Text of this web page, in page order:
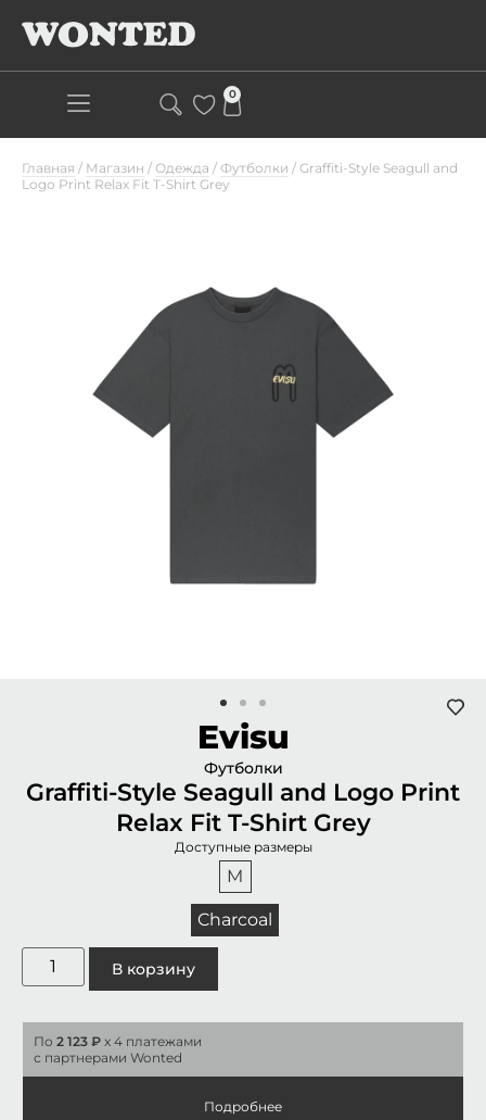
0
Главная / Магазин / Одежда / Футболки / Graffiti-Style Seagull and
Logo Print Relax Fit T-Shirt Grey
Evisu
Футболки
Graffiti-Style Seagull and Logo Print
Relax Fit T-Shirt Grey
Доступные размеры
M
Charcoal
В корзину
По 2 123 ₽ x 4 платежами
с партнерами Wonted
Подробнее